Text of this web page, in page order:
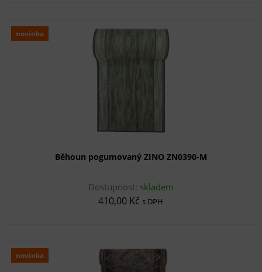
novinka
Běhoun pogumovaný ZINO ZN0390-M
Dostupnost: skladem
410,00 Kč s DPH
novinka